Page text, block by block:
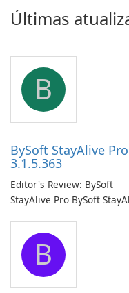
Últimas
B
BySoft StayAlive Pro
3.1.5.363
Editor's Review: BySoft
StayAlive Pro BySoft StayAlive
application designed to
ensure the continuous and
uninterrupted operation of
your computer system.
B